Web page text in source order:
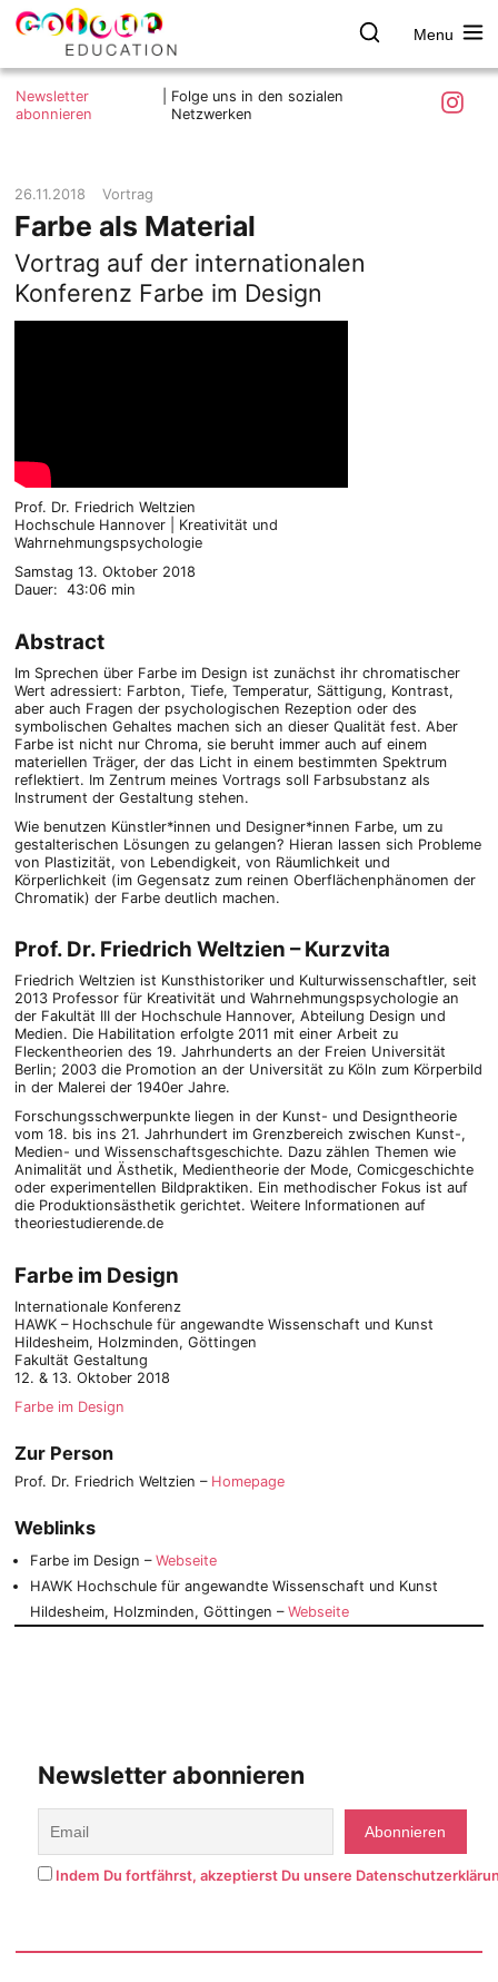
Skip
colour.education
Farbe
entdecken
Menu
Was ist colour.education?
Ziele und Mitmachen
Impressum
Datenschutzerklärung
Newsletter
abonnieren
Folge uns in den sozialen
Netzwerken
26.11.2018 Vortrag
Farbe als Material
Vortrag auf der internationalen
Konferenz Farbe im Design
Prof. Dr. Friedrich Weltzien
Hochschule Hannover | Kreativität und
Wahrnehmungspsychologie
Samstag 13. Oktober 2018
Dauer: 43:06 min
Abstract
Im Sprechen über Farbe im Design ist zunächst ihr chromatischer
Wert adressiert: Farbton, Tiefe, Temperatur, Sättigung, Kontrast,
aber auch Fragen der psychologischen Rezeption oder des
symbolischen Gehaltes machen sich an dieser Qualität fest. Aber
Farbe ist nicht nur Chroma, sie beruht immer auch auf einem
materiellen Träger, der das Licht in einem bestimmten Spektrum
reflektiert. Im Zentrum meines Vortrags soll Farbsubstanz als
Instrument der Gestaltung stehen.
Wie benutzen Künstler*innen und Designer*innen Farbe, um zu
gestalterischen Lösungen zu gelangen? Hieran lassen sich Probleme
von Plastizität, von Lebendigkeit, von Räumlichkeit und
Körperlichkeit (im Gegensatz zum reinen Oberflächenphänomen der
Chromatik) der Farbe deutlich machen.
Prof. Dr. Friedrich Weltzien – Kurzvita
Friedrich Weltzien ist Kunsthistoriker und Kulturwissenschaftler, seit
2013 Professor für Kreativität und Wahrnehmungspsychologie an
der Fakultät III der Hochschule Hannover, Abteilung Design und
Medien. Die Habilitation erfolgte 2011 mit einer Arbeit zu
Fleckentheorien des 19. Jahrhunderts an der Freien Universität
Berlin; 2003 die Promotion an der Universität zu Köln zum Körperbild
in der Malerei der 1940er Jahre.
Forschungsschwerpunkte liegen in der Kunst- und Designtheorie
vom 18. bis ins 21. Jahrhundert im Grenzbereich zwischen Kunst-,
Medien- und Wissenschaftsgeschichte. Dazu zählen Themen wie
Animalität und Ästhetik, Medientheorie der Mode, Comicgeschichte
oder experimentellen Bildpraktiken. Ein methodischer Fokus ist auf
die Produktionsästhetik gerichtet. Weitere Informationen auf
theoriestudierende.de
Farbe im Design
Internationale Konferenz
HAWK – Hochschule für angewandte Wissenschaft und Kunst
Hildesheim, Holzminden, Göttingen
Fakultät Gestaltung
12. & 13. Oktober 2018
Farbe im Design
Zur Person
Prof. Dr. Friedrich Weltzien –Homepage
Weblinks
Farbe im Design –Webseite
HAWK Hochschule für angewandte Wissenschaft und Kunst
Hildesheim, Holzminden, Göttingen –Webseite
Newsletter abonnieren
Indem Du fortfährst, akzeptierst Du unsere